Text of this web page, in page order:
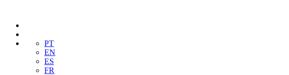
PT
EN
ES
FR